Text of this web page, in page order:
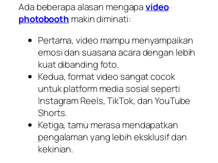
Ada beberapa alasan mengapavideo
photobooth makin diminati:
Pertama, video mampu menyampaikan
emosi dan suasana acara dengan lebih
kuat dibanding foto.
Kedua, format video sangat cocok
untuk platform media sosial seperti
Instagram Reels, TikTok, dan YouTube
Shorts.
Ketiga, tamu merasa mendapatkan
pengalaman yang lebih eksklusif dan
kekinian.